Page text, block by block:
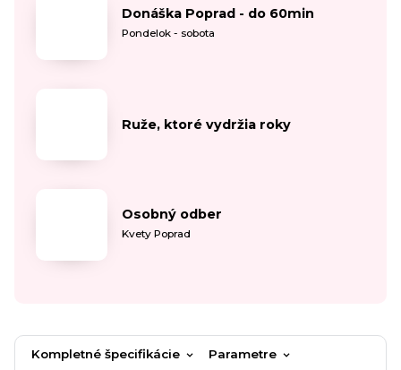
Donáška Poprad - do 60min
Pondelok - sobota
Ruže, ktoré vydržia roky
Osobný odber
Kvety Poprad
Kompletné špecifikácie Parametre